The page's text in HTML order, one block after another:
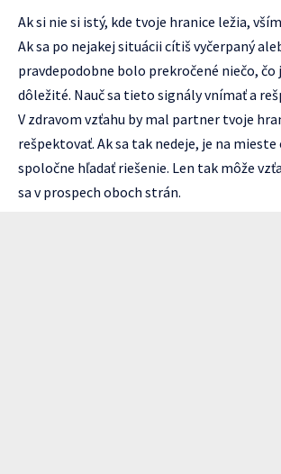
Ak si nie si istý, kde tvoje hranice ležia,
Ak sa po nejakej situácii cítiš vyčerpaný
pravdepodobne bolo prekročené niečo, čo
dôležité. Nauč sa tieto signály vnímať a
V zdravom vzťahu by mal partner tvoje
rešpektovať. Ak sa tak nedeje, je na
spoločne hľadať riešenie. Len tak môže
sa v prospech oboch strán.